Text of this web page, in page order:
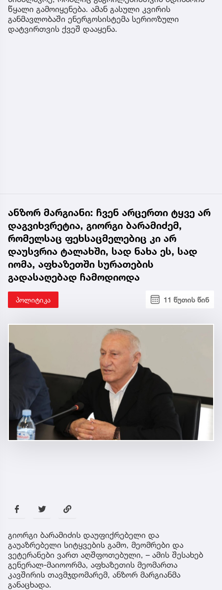
წყალი გამოიყენება. ამან გასული კვირის
განმავლობაში ენერგოსისტემა სერიოზული
დატვირთვის ქვეშ დააყენა.
ანზორ მარგიანი: ჩვენ არცერთი ტყვე არ
დაგვიხვრეტია, გიორგი ბარამიძემ,
რომელსაც ფეხსაცმელებიც კი არ
დაუსვრია ტალახში, სად ნახა ეს, სად
იომა, აფხაზეთში სურათების
გადასაღებად ჩამოდიოდა
პოლიტიკა 11 წუთის წინ
გიორგი ბარამიძის დაუფიქრებელი და
გაუაზრებელი სიტყვების გამო, მეომრები და
ვეტერანები ვართ აღშფოთებული, – ამის შესახებ
გენერალ-მაიოორმა, აფხაზეთის მეომართა
კავშირის თავმჯდომარემ, ანზორ მარგიანმა
განაცხადა.